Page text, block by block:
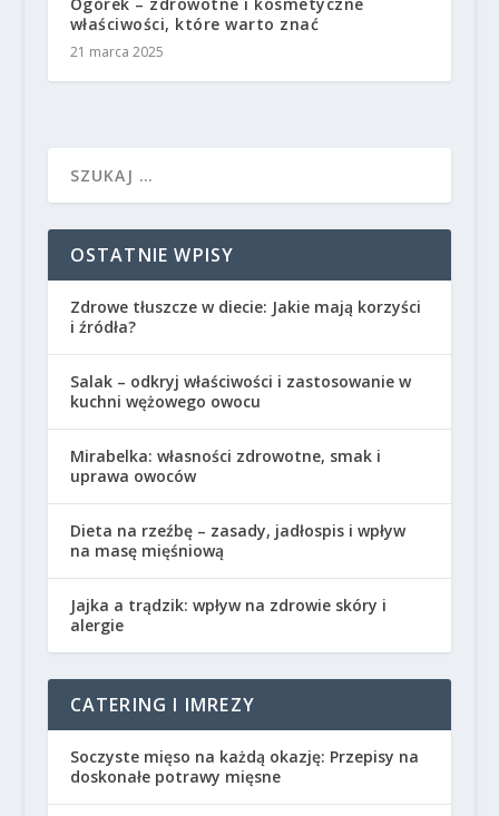
właściwości, które warto znać
21 marca 2025
OSTATNIE WPISY
Zdrowe tłuszcze w diecie: Jakie mają korzyści
i źródła?
Salak – odkryj właściwości i zastosowanie w
kuchni wężowego owocu
Mirabelka: własności zdrowotne, smak i
uprawa owoców
Dieta na rzeźbę – zasady, jadłospis i wpływ
na masę mięśniową
Jajka a trądzik: wpływ na zdrowie skóry i
alergie
CATERING I IMREZY
Soczyste mięso na każdą okazję: Przepisy na
doskonałe potrawy mięsne